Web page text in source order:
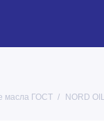
масла ГОСТ NORD